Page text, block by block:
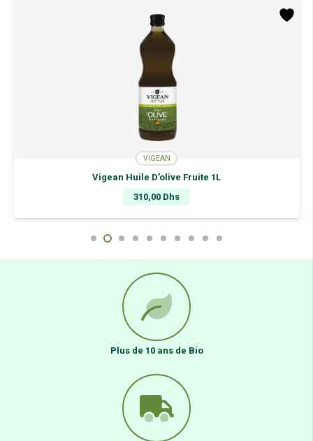
VIGEAN
Vigean Huile D’olive Fruite 1L
310,00 Dhs
Plus de 10 ans de Bio